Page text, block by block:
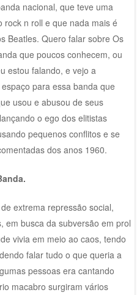
nacional, que teve uma
n roll e que nada mais é
Beatles. Quero falar sobre Os
que poucos conhecem, ou
estou falando, e vejo a
para essa banda que
usou e abusou de seus
o ego dos elitistas
pequenos conflitos e se
dos anos 1960.
extrema repressão social,
em busca da subversão em prol
vivia em meio ao caos, tendo
falar tudo o que queria a
pessoas era cantando
macabro surgiram vários